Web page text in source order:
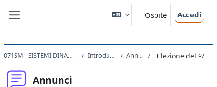
Ospite Accedi
071SM - SISTEMI DINAMICI 2019 Introduzione Annunci II lezione del 9/04/2020
Annunci